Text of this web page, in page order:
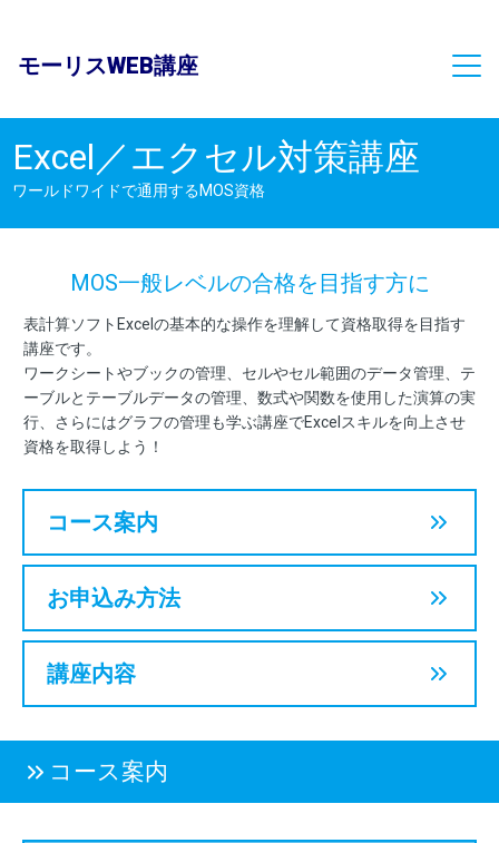
モーリスWEB講座
Word／ワード対策講座
Excel／エクセル対策講座
PowerPoint／パワーポイント対策講座
秘書検定《準1級・2級・3級》対策講座
Excel／エクセル対策講座
ワールドワイドで通用するMOS資格
MOS一般レベルの合格を目指す方に
表計算ソフトExcelの基本的な操作を理解して資格取得を目指す
講座です。
ワークシートやブックの管理、セルやセル範囲のデータ管理、テ
ーブルとテーブルデータの管理、数式や関数を使用した演算の実
行、さらにはグラフの管理も学ぶ講座でExcelスキルを向上させ
資格を取得しよう！
コース案内
お申込み方法
講座内容
コース案内